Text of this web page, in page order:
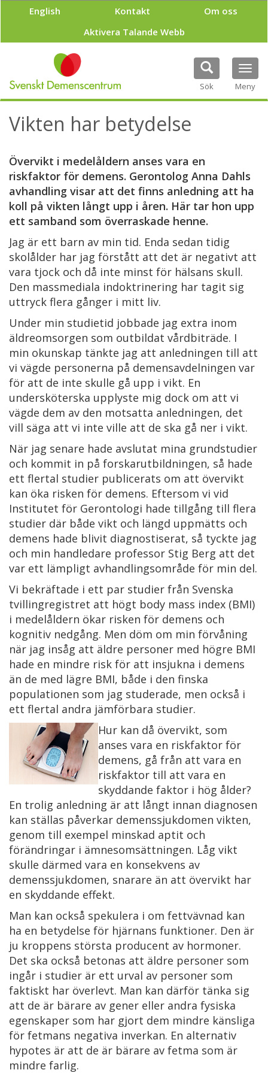
p
l
English Kontakt
Om oss
Aktivera Talande Webb
Sök Meny
Vikten har betydelse
Övervikt i medelåldern anses vara en
riskfaktor för demens. Gerontolog Anna Dahls
avhandling visar att det finns anledning att ha
koll på vikten långt upp i åren. Här tar hon upp
ett samband som överraskade henne.
Jag är ett barn av min tid. Enda sedan tidig
skolålder har jag förstått att det är negativt att
vara tjock och då inte minst för hälsans skull.
Den massmediala indoktrinering har tagit sig
uttryck flera gånger i mitt liv.
Under min studietid jobbade jag extra inom
äldreomsorgen som outbildat vårdbiträde. I
min okunskap tänkte jag att anledningen till att
vi vägde personerna på demensavdelningen var
för att de inte skulle gå upp i vikt. En
undersköterska upplyste mig dock om att vi
vägde dem av den motsatta anledningen, det
vill säga att vi inte ville att de ska gå ner i vikt.
När jag senare hade avslutat mina grundstudier
och kommit in på forskarutbildningen, så hade
ett flertal studier publicerats om att övervikt
kan öka risken för demens. Eftersom vi vid
Institutet för Gerontologi hade tillgång till flera
studier där både vikt och längd uppmätts och
demens hade blivit diagnostiserat, så tyckte jag
och min handledare professor Stig Berg att det
var ett lämpligt avhandlingsområde för min del.
Vi bekräftade i ett par studier från Svenska
tvillingregistret att högt body mass index (BMI)
i medelåldern ökar risken för demens och
kognitiv nedgång. Men döm om min förvåning
när jag insåg att äldre personer med högre BMI
hade en mindre risk för att insjukna i demens
än de med lägre BMI, både i den finska
populationen som jag studerade, men också i
ett flertal andra jämförbara studier.
Hur kan då övervikt, som
anses vara en riskfaktor för
demens, gå från att vara en
riskfaktor till att vara en
skyddande faktor i hög ålder?
En trolig anledning är att långt innan diagnosen
kan ställas påverkar demenssjukdomen vikten,
genom till exempel minskad aptit och
förändringar i ämnesomsättningen. Låg vikt
skulle därmed vara en konsekvens av
demenssjukdomen, snarare än att övervikt har
en skyddande effekt.
Man kan också spekulera i om fettvävnad kan
ha en betydelse för hjärnans funktioner. Den är
ju kroppens största producent av hormoner.
Det ska också betonas att äldre personer som
ingår i studier är ett urval av personer som
faktiskt har överlevt. Man kan därför tänka sig
att de är bärare av gener eller andra fysiska
egenskaper som har gjort dem mindre känsliga
för fetmans negativa inverkan. En alternativ
hypotes är att de är bärare av fetma som är
mindre farlig.